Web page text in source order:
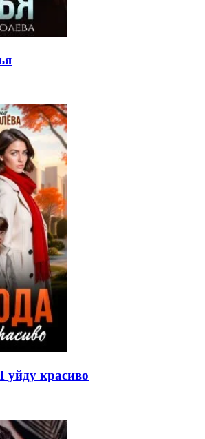
уйду красиво